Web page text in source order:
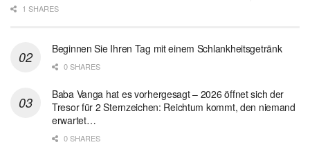
1 SHARES
Beginnen Sie Ihren Tag mit einem Schlankheitsgetränk
0 SHARES
Baba Vanga hat es vorhergesagt – 2026 öffnet sich der
Tresor für 2 Sternzeichen: Reichtum kommt, den niemand
erwartet…
0 SHARES